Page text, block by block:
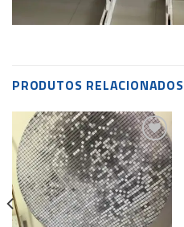
PRODUTOS RELACIONADOS
Add to
wishlist